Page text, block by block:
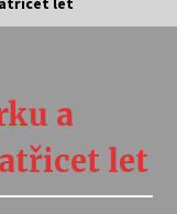
Stávám se
a
let